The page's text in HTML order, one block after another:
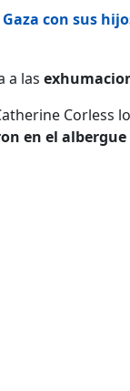
con sus
a las
en el albergue